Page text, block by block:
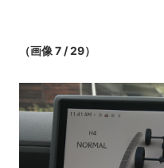
（画像 7 / 29）